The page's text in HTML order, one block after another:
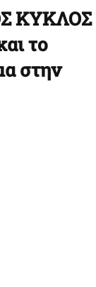
ΚΥΚΛΟΣ
το
στην